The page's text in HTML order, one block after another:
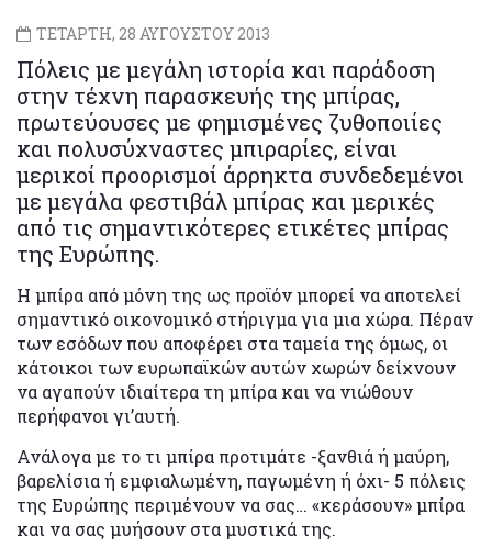
ΤΕΤΑΡΤΗ, 28 ΑΥΓΟΥΣΤΟΥ 2013
Πόλεις με μεγάλη ιστορία και παράδοση
στην τέχνη παρασκευής της μπίρας,
πρωτεύουσες με φημισμένες ζυθοποιίες
και πολυσύχναστες μπιραρίες, είναι
μερικοί προορισμοί άρρηκτα συνδεδεμένοι
με μεγάλα φεστιβάλ μπίρας και μερικές
από τις σημαντικότερες ετικέτες μπίρας
της Ευρώπης.
Η μπίρα από μόνη της ως προϊόν μπορεί να αποτελεί
σημαντικό οικονομικό στήριγμα για μια χώρα. Πέραν
των εσόδων που αποφέρει στα ταμεία της όμως, οι
κάτοικοι των ευρωπαϊκών αυτών χωρών δείχνουν
να αγαπούν ιδιαίτερα τη μπίρα και να νιώθουν
περήφανοι γι’αυτή.
Ανάλογα με το τι μπίρα προτιμάτε -ξανθιά ή μαύρη,
βαρελίσια ή εμφιαλωμένη, παγωμένη ή όχι- 5 πόλεις
της Ευρώπης περιμένουν να σας… «κεράσουν» μπίρα
και να σας μυήσουν στα μυστικά της.